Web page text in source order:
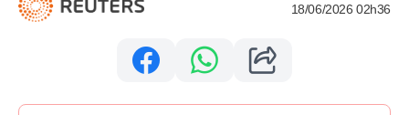
18/06/2026 02h36